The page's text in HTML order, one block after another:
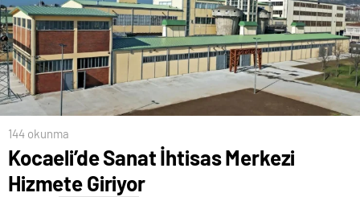
144 okunma
Kocaeli’de Sanat İhtisas Merkezi
Hizmete Giriyor